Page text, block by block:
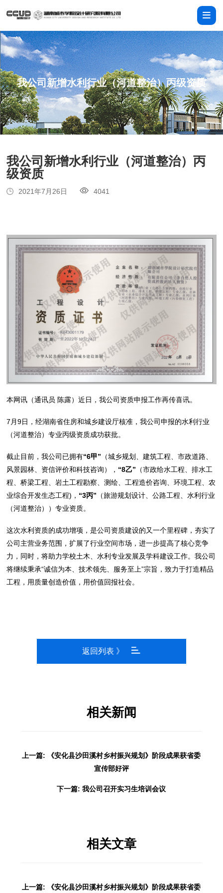
我公司新增水利行业（河道整治）丙级资质
我公司新增水利行业（河道整治）丙
级资质
2021年7月26日 4041
本网讯（通讯员 陈露）近日，我公司资质申报工作再传喜讯。
7月9日，经湖南省住房和城乡建设厅核准，我公司申报的水利行业
（河道整治）专业丙级资质成功获批。
截止目前，我公司已拥有“6甲” （城乡规划、建筑工程、市政道路、
风景园林、资信评价和科技咨询）， “8乙” （市政给水工程、排水工
程、桥梁工程、岩土工程勘察、测绘、工程造价咨询、环境工程、农
业综合开发生态工程)， “3丙” （旅游规划设计、公路工程、水利行业
（河道整治））专业资质。
这次水利资质的成功增项，是公司资质建设的又一个里程碑，夯实了
公司主营业务范围，扩展了行业空间市场，进一步提高了核心竞争
力，同时，将助力学校土木、水利专业发展及学科建设工作。我公司
将继续秉承“诚信为本、技术领先、服务至上”宗旨，致力于打造精品
工程，用质量创造价值，用价值回报社会。
返回列表 》
相关新闻
上一篇: 《安化县沙田溪村乡村振兴规划》阶段成果获省委
宣传部好评
下一篇: 我公司召开实习生培训会议
相关文章
上一篇: 《安化县沙田溪村乡村振兴规划》阶段成果获省委